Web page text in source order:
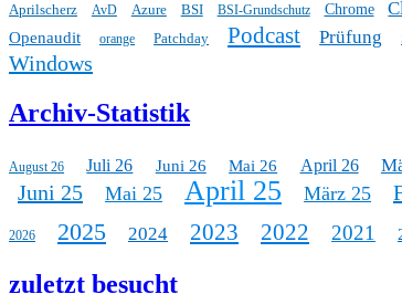
Aprilscherz AvD Azure BSI BSI-Grundschutz Chrome
Openaudit
orange Patchday Podcast Prüfung
Windows
Archiv-Statistik
August 26 Juli 26 Juni 26 Mai 26 April 26
Juni 25 Mai 25 April 25 März 25
2026 2025 2024 2023 2022 2021
zuletzt besucht